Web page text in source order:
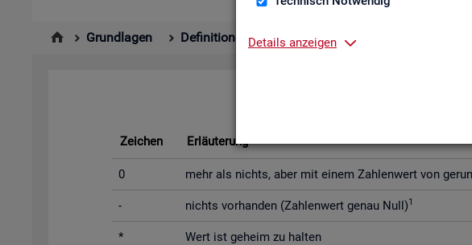
Details anzeigen
Grundlagen Definitionen Abkürzungsverzeichnis und
Zei­chen Er­läu­te­rung
0 mehr als nichts, aber mit einem Zah­len­wert von
- nichts vor­han­den (Zah­len­wert genau Null)1
* Wert ist ge­heim zu hal­ten